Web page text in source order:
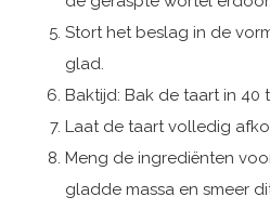
Stort het beslag in de
glad.
Baktijd: Bak de taart in 40
Laat de taart volledig
Meng de ingrediënten
gladde massa en smeer